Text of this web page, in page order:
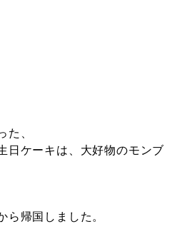
た、
日ケーキは、大好物のモンブ
ら帰国しました。